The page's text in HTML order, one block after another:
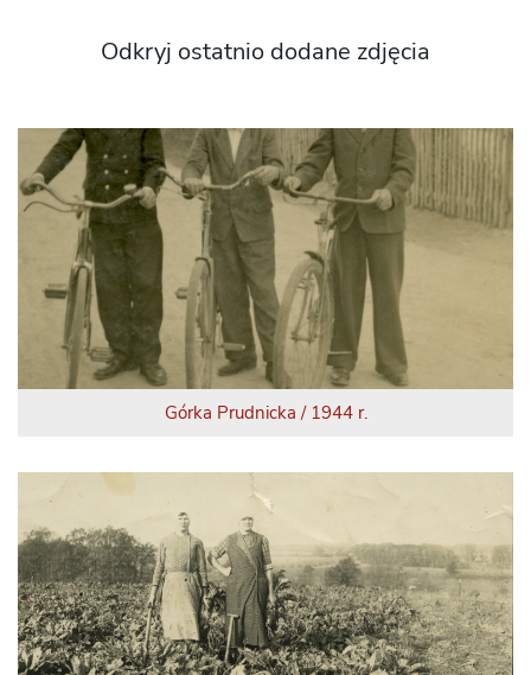
Odkryj ostatnio dodane zdjęcia
Górka Prudnicka / 1944 r.